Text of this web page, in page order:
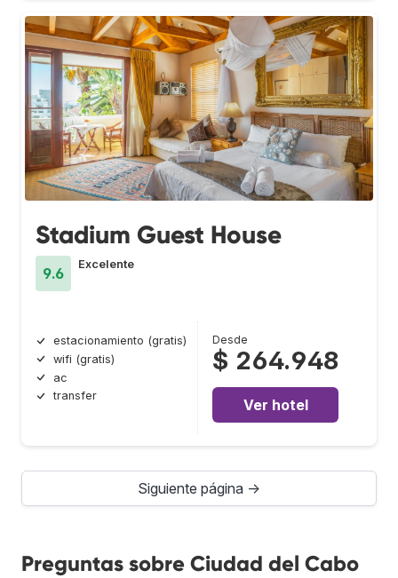
Stadium Guest House
9.6
Excelente
estacionamiento (gratis)
wifi (gratis)
ac
transfer
Desde
$ 264.948
Ver hotel
Siguiente página →
Preguntas sobre Ciudad del Cabo